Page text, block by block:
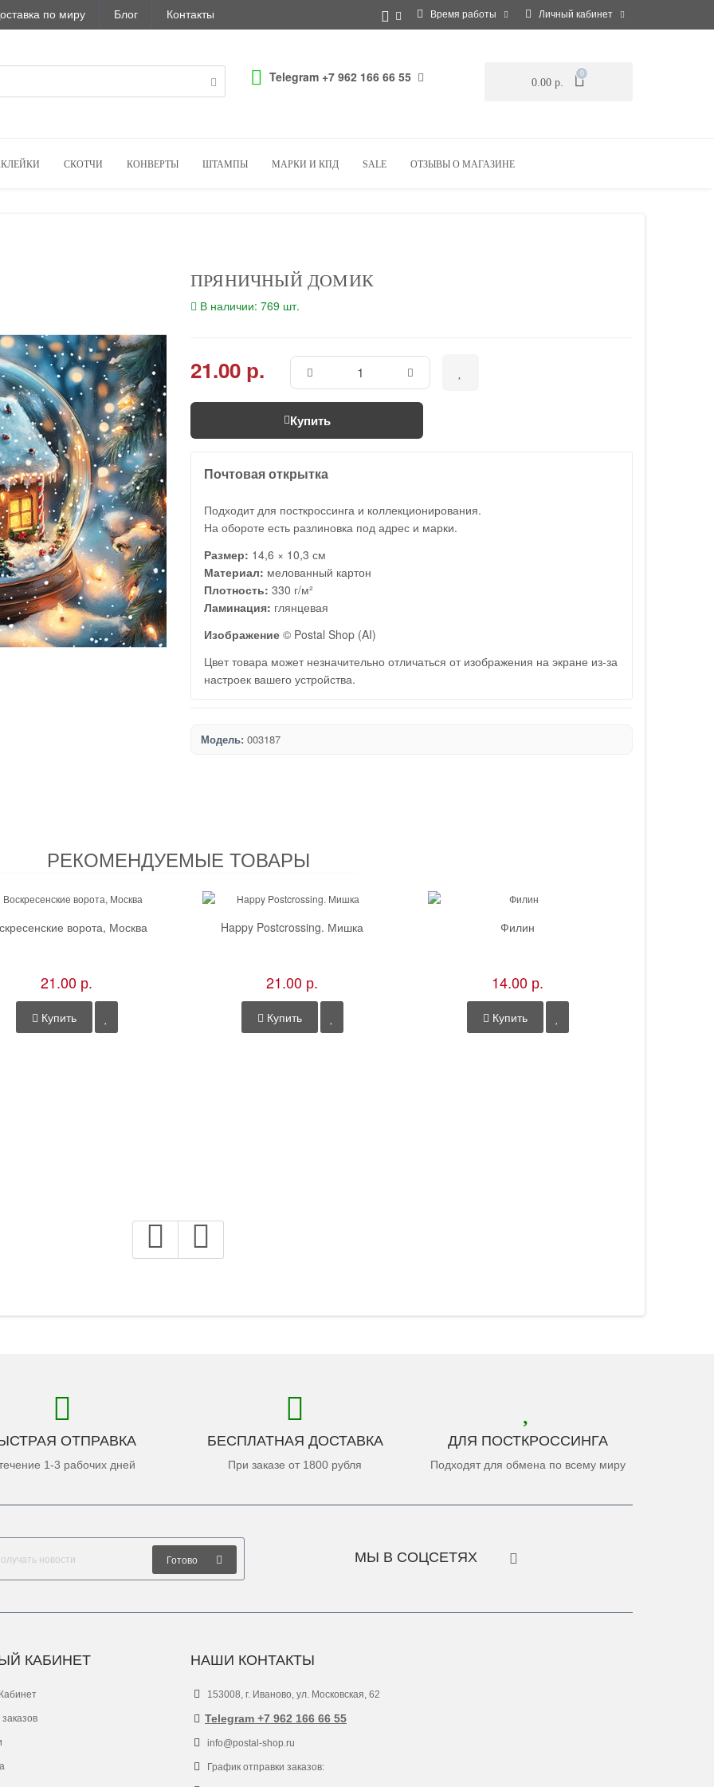
по миру Блог Контакты Время работы Личный кабинет
Telegram +7 962 166 66 55 0.00 р.
0
СКОТЧИ КОНВЕРТЫ ШТАМПЫ МАРКИ И КПД SALE ОТЗЫВЫ О МАГАЗИНЕ
ПРЯНИЧНЫЙ ДОМИК
В наличии: 769 шт.
21.00 р.
Купить
Почтовая открытка
Подходит для посткроссинга и коллекционирования.
На обороте есть разлиновка под адрес и марки.
Размер: 14,6 × 10,3 см
Материал: мелованный картон
Плотность: 330 г/м²
Ламинация: глянцевая
Изображение © Postal Shop (AI)
Цвет товара может незначительно отличаться от изображения на экране из-за
настроек вашего устройства.
Модель: 003187
РЕКОМЕНДУЕМЫЕ ТОВАРЫ
ворота, Москва
21.00 р.
Купить
Happy Postcrossing. Мишка
21.00 р.
Купить
Филин
14.00 р.
Купить
ОТПРАВКА
1-3 рабочих дней
БЕСПЛАТНАЯ ДОСТАВКА
При заказе от 1800 рубля
ДЛЯ ПОСТКРОССИНГА
Подходят для обмена по всему миру
Готово МЫ В СОЦСЕТЯХ
КАБИНЕТ НАШИ КОНТАКТЫ
153008, г. Иваново, ул. Московская, 62
Telegram +7 962 166 66 55
info@postal-shop.ru
График отправки заказов: